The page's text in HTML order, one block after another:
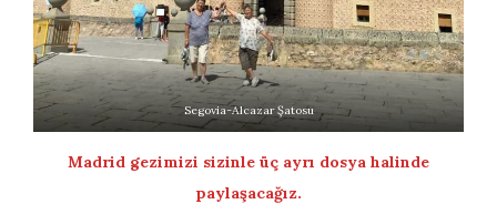
Segovia-Alcazar Şatosu
Madrid gezimizi sizinle üç ayrı dosya halinde
paylaşacağız.